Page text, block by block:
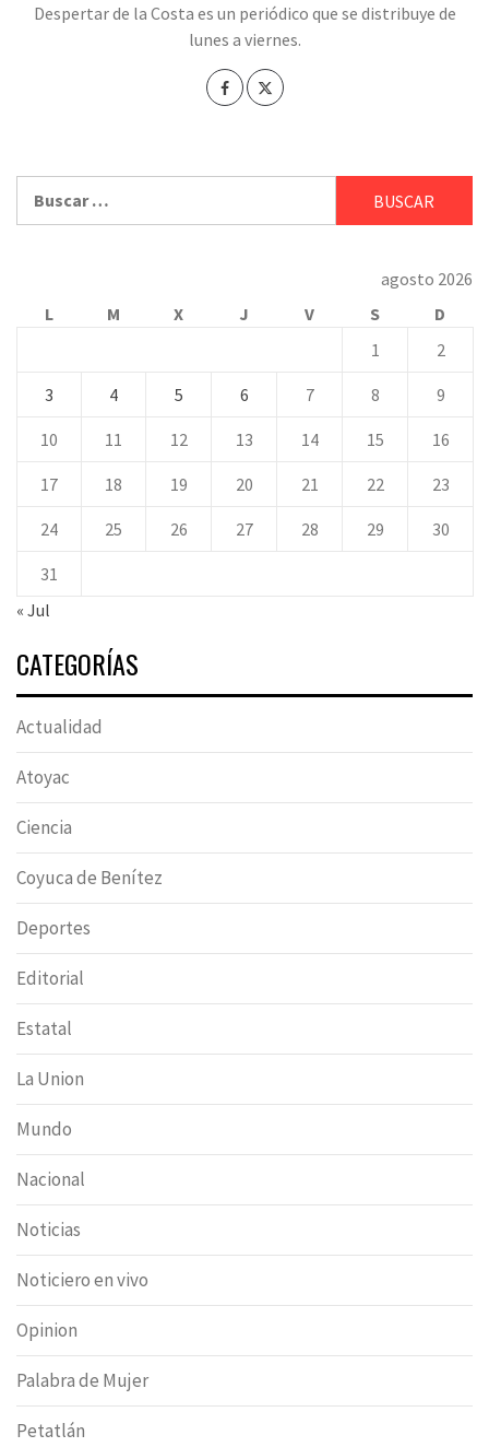
Despertar de la Costa es un periódico que se distribuye de
lunes a viernes.
agosto 2026
L
M X J V S
D
1
2
3 4 5 6 7 8 9
10 11 12 13 14 15 16
17 18 19 20 21 22 23
24 25 26 27 28 29 30
31
« Jul
CATEGORÍAS
Actualidad
Atoyac
Ciencia
Coyuca de Benítez
Deportes
Editorial
Estatal
La Union
Mundo
Nacional
Noticias
Noticiero en vivo
Opinion
Palabra de Mujer
Petatlán